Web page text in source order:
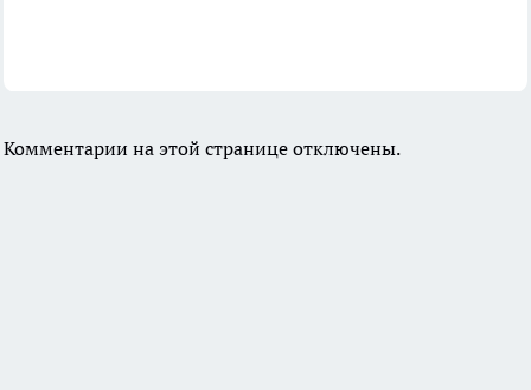
Комментарии на этой странице отключены.